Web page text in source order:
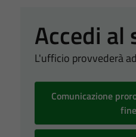
Accedi al
L'ufficio provvederà
Comunicazione